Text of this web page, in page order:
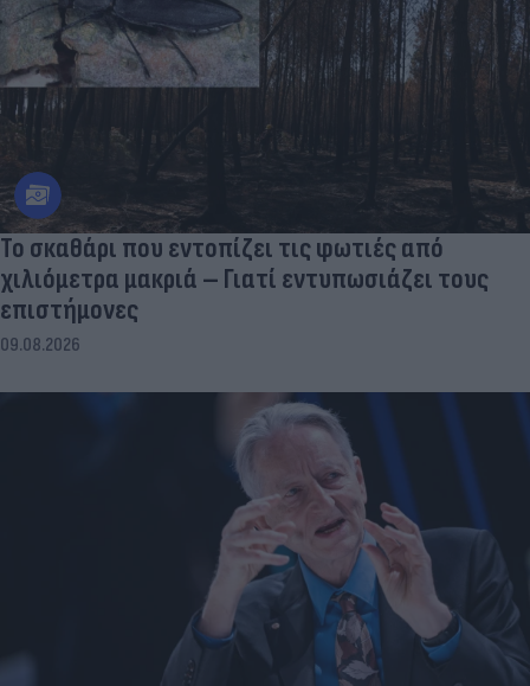
Το σκαθάρι που εντοπίζει τις φωτιές από
χιλιόμετρα μακριά – Γιατί εντυπωσιάζει τους
επιστήμονες
09.08.2026